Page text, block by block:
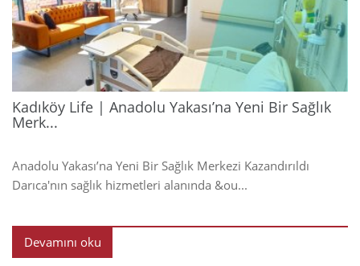
2024
Kadıköy Life | Anadolu Yakası’na Yeni Bir Sağlık
Merk...
Anadolu Yakası’na Yeni Bir Sağlık Merkezi Kazandırıldı
Darıca'nın sağlık hizmetleri alanında &ou...
Devamını oku